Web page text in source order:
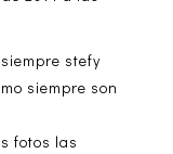
stefy
siempre son
fotos las